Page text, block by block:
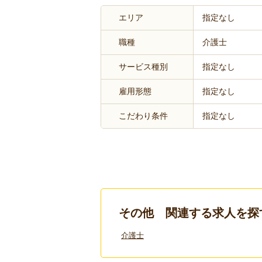
エリア 指定なし
職種 介護士
サービス種別 指定なし
雇用形態 指定なし
こだわり条件 指定なし
その他 関連する求人を探
介護士